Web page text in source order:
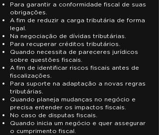
Para garantir a conformidade fiscal de suas
obrigações.
A fim de reduzir a carga tributária de forma
legal.
Na negociação de dívidas tributárias.
Para recuperar créditos tributários.
Quando necessita de pareceres jurídicos
sobre questões fiscais.
A fim de identificar riscos fiscais antes de
fiscalizações.
Para suporte na adaptação a novas regras
tributárias.
Quando planeja mudanças no negócio e
precisa entender os impactos fiscais.
No caso de disputas fiscais.
Quando inicia um negócio e quer assegurar
o cumprimento fiscal.